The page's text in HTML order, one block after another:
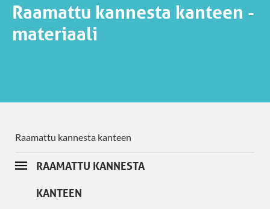
Raamattu kannesta kanteen -
materiaali
Raamattu kannesta kanteen
RAAMATTU KANNESTA
KANTEEN